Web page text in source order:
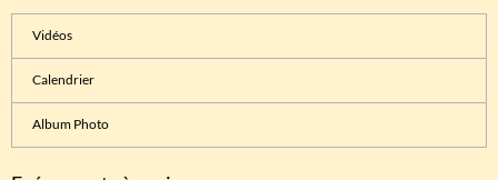
Vidéos
Calendrier
Album Photo